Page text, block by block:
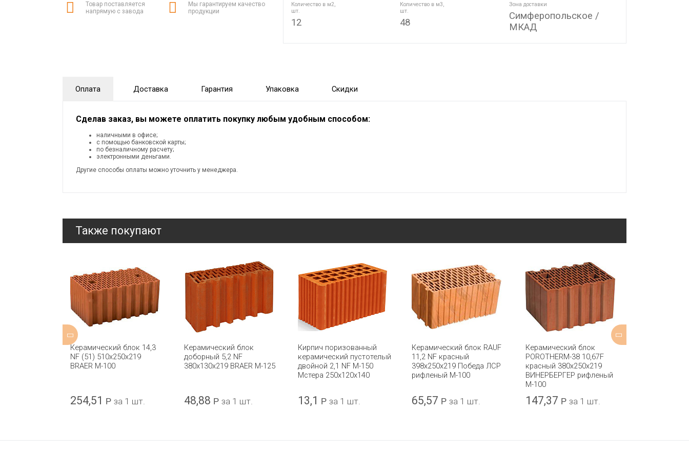
Товар поставляется
напрямую с завода
Мы гарантируем качество
продукции
Количество в м2,
шт.
12
Количество в м3,
шт.
48
Зона доставки
Симферопольское /
МКАД
Оплата Доставка Гарантия Упаковка Скидки
Сделав заказ, вы можете оплатить покупку любым удобным способом:
наличными в офисе;
с помощью банковской карты;
по безналичному расчету;
электронными деньгами.
Другие способы оплаты можно уточнить у менеджера.
Также покупают
Керамический блок 14,3
NF (51) 510x250x219
BRAER М-100
254,51 Р за 1 шт.
Керамический блок
доборный 5,2 NF
380х130х219 BRAER М-125
48,88 Р за 1 шт.
Кирпич поризованный
керамический пустотелый
двойной 2,1 NF М-150
Мстера 250x120x140
13,1 Р за 1 шт.
Керамический блок RAUF
11,2 NF красный
398x250x219 Победа ЛСР
рифленый М-100
65,57 Р за 1 шт.
Керамический блок
POROTHERM-38 10,67F
красный 380x250x219
ВИНЕРБЕРГЕР рифленый
М-100
147,37 Р за 1 шт.